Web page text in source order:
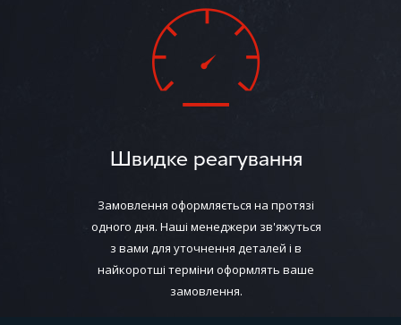
Швидке реагування
Замовлення оформляється на протязі
одного дня. Наші менеджери зв'яжуться
з вами для уточнення деталей і в
найкоротші терміни оформлять ваше
замовлення.